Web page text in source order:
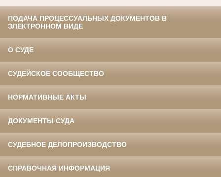
ПОДАЧА ПРОЦЕССУАЛЬНЫХ ДОКУМЕНТОВ В
ЭЛЕКТРОННОМ ВИДЕ
О СУДЕ
СУДЕЙСКОЕ СООБЩЕСТВО
НОРМАТИВНЫЕ АКТЫ
ДОКУМЕНТЫ СУДА
СУДЕБНОЕ ДЕЛОПРОИЗВОДСТВО
СПРАВОЧНАЯ ИНФОРМАЦИЯ